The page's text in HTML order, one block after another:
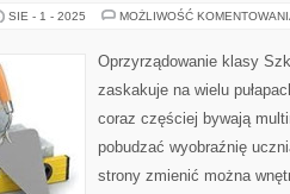
SIE - 1 - 2025 MOŻLIWOŚĆ
Oprzyrządowanie klasy
zaskakuje na wielu
coraz częściej bywają
pobudzać wyobraźnię
strony zmienić można